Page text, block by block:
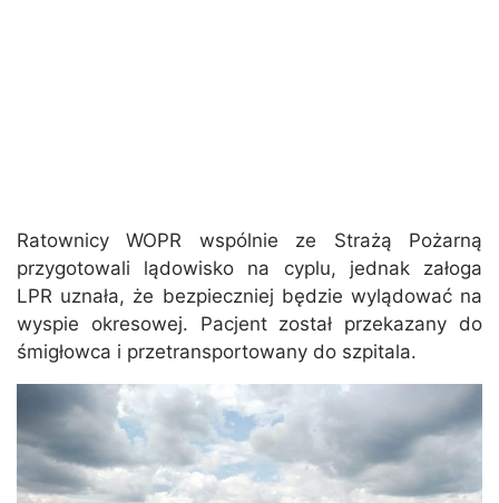
Ratownicy WOPR wspólnie ze Strażą Pożarną
przygotowali lądowisko na cyplu, jednak załoga
LPR uznała, że bezpieczniej będzie wylądować na
wyspie okresowej. Pacjent został przekazany do
śmigłowca i przetransportowany do szpitala.